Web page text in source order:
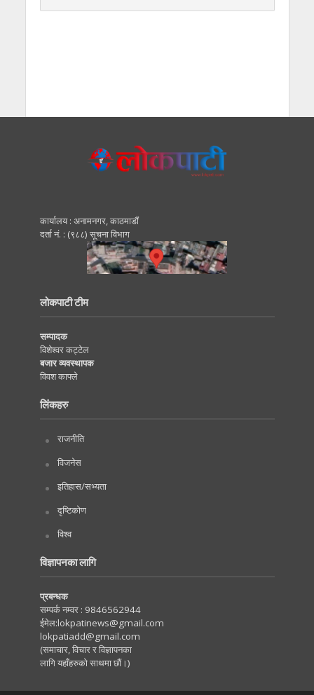
कार्यालय : अनामनगर, काठमाडाैं
दर्ता नं. : (९८८) सूचना विभाग
लोकपाटी टीम
सम्पादक
विशेश्वर कट्टेल
बजार व्यवस्थापक
विवश काफ्ले
लिंकहरु
राजनीति
विजनेस
इतिहास/सभ्यता
दृष्टिकोण
विश्व
विज्ञापनका लागि
प्रबन्धक
सम्पर्क नम्वर : 9846562944
ईमेल:lokpatinews@gmail.com
lokpatiadd@gmail.com
(समाचार, विचार र विज्ञापनका
लागि यहाँहरुको साथमा छौं।)